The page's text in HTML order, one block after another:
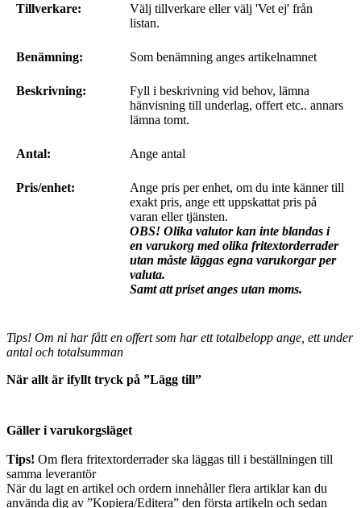
Tillverkare:
Välj tillverkare eller välj 'Vet ej' från
listan.
Benämning: Som benämning anges artikelnamnet
Beskrivning:
Fyll i beskrivning vid behov, lämna
hänvisning till underlag, offert etc.. annars
lämna tomt.
Antal: Ange antal
Pris/enhet:
Ange pris per enhet, om du inte känner till
exakt pris, ange ett uppskattat pris på
varan eller tjänsten.
OBS! Olika valutor kan inte blandas i
en varukorg med olika fritextorderrader
utan måste läggas egna varukorgar per
valuta.
Samt att priset anges utan moms.
Tips! Om ni har fått en offert som har ett totalbelopp ange, ett under
antal och totalsumman
När allt är ifyllt tryck på ”Lägg till”
Gäller i varukorgsläget
Tips! Om flera fritextorderrader ska läggas till i beställningen till
samma leverantör
När du lagt en artikel och ordern innehåller flera artiklar kan du
använda dig av ”Kopiera/Editera” den första artikeln och sedan